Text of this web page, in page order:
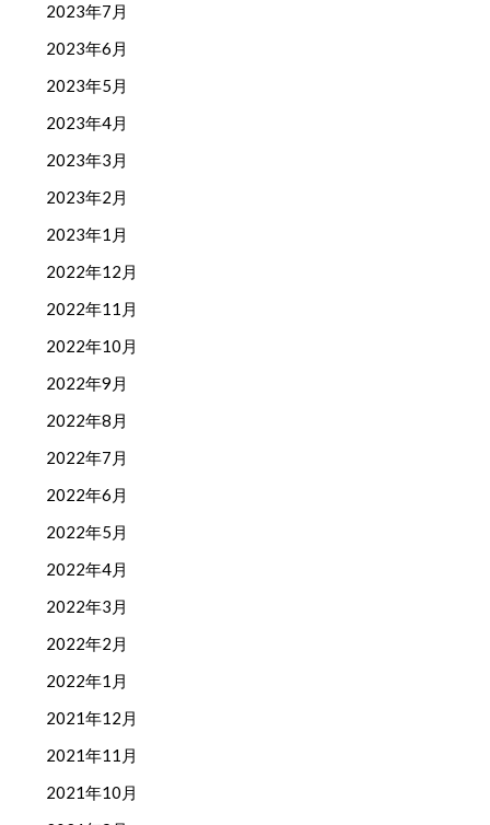
2023年7月
2023年6月
2023年5月
2023年4月
2023年3月
2023年2月
2023年1月
2022年12月
2022年11月
2022年10月
2022年9月
2022年8月
2022年7月
2022年6月
2022年5月
2022年4月
2022年3月
2022年2月
2022年1月
2021年12月
2021年11月
2021年10月